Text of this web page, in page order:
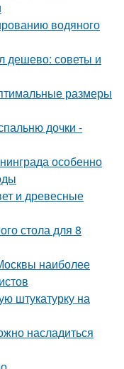
водяного
дешево: советы и
размеры
дочки -
особенно
и древесные
стола для 8
наиболее
штукатурку на
насладиться